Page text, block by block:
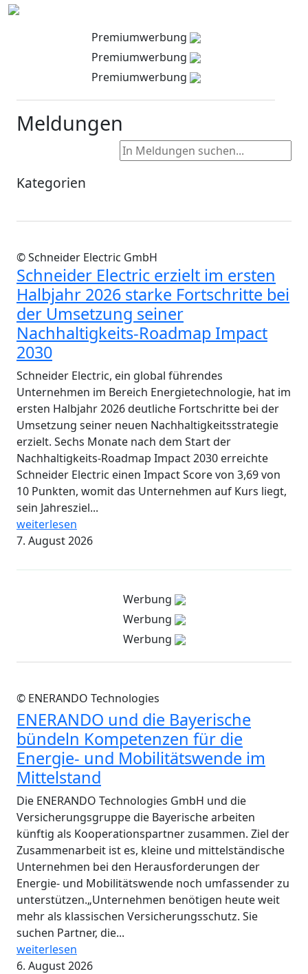
Premiumwerbung
Premiumwerbung
Premiumwerbung
Meldungen
Kategorien
© Schneider Electric GmbH
Schneider Electric erzielt im ersten
Halbjahr 2026 starke Fortschritte bei
der Umsetzung seiner
Nachhaltigkeits-Roadmap Impact
2030
Schneider Electric, ein global führendes
Unternehmen im Bereich Energietechnologie, hat im
ersten Halbjahr 2026 deutliche Fortschritte bei der
Umsetzung seiner neuen Nachhaltigkeitsstrategie
erzielt. Sechs Monate nach dem Start der
Nachhaltigkeits-Roadmap Impact 2030 erreichte
Schneider Electric einen Impact Score von 3,69 von
10 Punkten, womit das Unternehmen auf Kurs liegt,
sein Jahresziel...
weiterlesen
7. August 2026
Werbung
Werbung
Werbung
© ENERANDO Technologies
ENERANDO und die Bayerische
bündeln Kompetenzen für die
Energie- und Mobilitätswende im
Mittelstand
Die ENERANDO Technologies GmbH und die
Versicherungsgruppe die Bayerische arbeiten
künftig als Kooperationspartner zusammen. Ziel der
Zusammenarbeit ist es, kleine und mittelständische
Unternehmen bei den Herausforderungen der
Energie- und Mobilitätswende noch umfassender zu
unterstützen.„Unternehmen benötigen heute weit
mehr als klassischen Versicherungsschutz. Sie
suchen Partner, die...
weiterlesen
6. August 2026